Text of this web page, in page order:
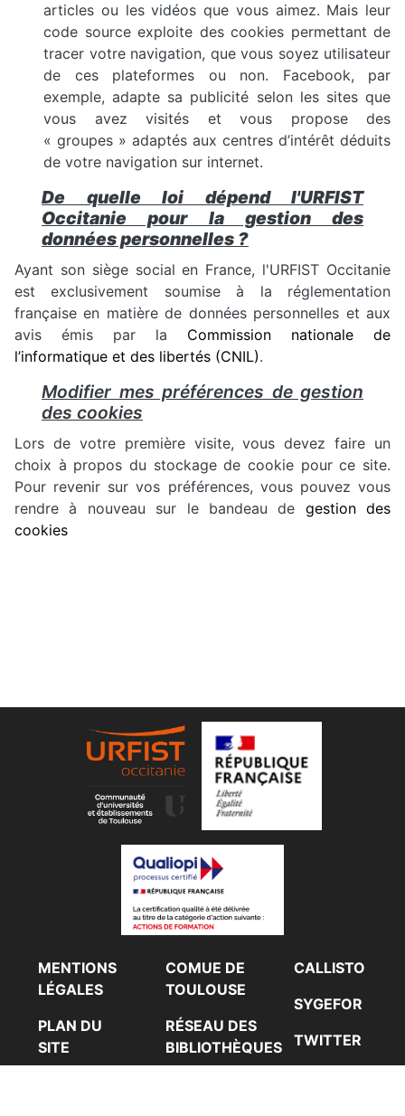
articles ou les vidéos que vous aimez. Mais leur
code source exploite des cookies permettant de
tracer votre navigation, que vous soyez utilisateur
de ces plateformes ou non. Facebook, par
exemple, adapte sa publicité selon les sites que
vous avez visités et vous propose des
« groupes » adaptés aux centres d’intérêt déduits
de votre navigation sur internet.
De quelle loi dépend l'URFIST
Occitanie pour la gestion des
données personnelles ?
Ayant son siège social en France, l'URFIST Occitanie
est exclusivement soumise à la réglementation
française en matière de données personnelles et aux
avis émis par la Commission nationale de
l’informatique et des libertés (CNIL).
Modifier mes préférences de gestion
des cookies
Lors de votre première visite, vous devez faire un
choix à propos du stockage de cookie pour ce site.
Pour revenir sur vos préférences, vous pouvez vous
rendre à nouveau sur le bandeau de gestion des
cookies
Footer Gauche
MENTIONS
LÉGALES
PLAN DU
SITE
Footer Centre
COMUE DE
TOULOUSE
RÉSEAU DES
BIBLIOTHÈQUES
Footer Droit
CALLISTO
SYGEFOR
TWITTER